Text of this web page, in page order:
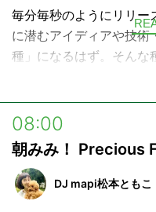
十嵐彰がつとめます。
Z世代のメディアコミュ
『Steenz』内『CLUB
https://steenz.jp/
毎分毎秒のようにリリー
に潜むアイディアや技術
種」になるはず。そんな
08:00
朝みみ！ Precious
DJ mapi松本ともこ